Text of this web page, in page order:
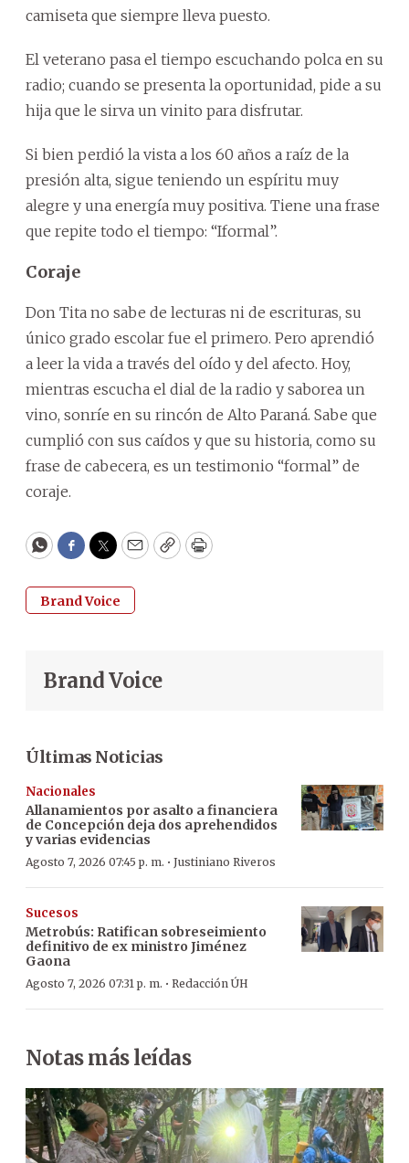
camiseta que siempre lleva puesto.
El veterano pasa el tiempo escuchando polca en su
radio; cuando se presenta la oportunidad, pide a su
hija que le sirva un vinito para disfrutar.
Si bien perdió la vista a los 60 años a raíz de la
presión alta, sigue teniendo un espíritu muy
alegre y una energía muy positiva. Tiene una frase
que repite todo el tiempo: “Iformal”.
Coraje
Don Tita no sabe de lecturas ni de escrituras, su
único grado escolar fue el primero. Pero aprendió
a leer la vida a través del oído y del afecto. Hoy,
mientras escucha el dial de la radio y saborea un
vino, sonríe en su rincón de Alto Paraná. Sabe que
cumplió con sus caídos y que su historia, como su
frase de cabecera, es un testimonio “formal” de
coraje.
WhatsApp
Facebook
Twitter
EmailCopyPrint
Brand Voice
Brand Voice
Últimas Noticias
Nacionales
Allanamientos por asalto a financiera
de Concepción deja dos aprehendidos
y varias evidencias
Agosto 7, 2026 07:45 p. m. · Justiniano Riveros
Sucesos
Metrobús: Ratifican sobreseimiento
definitivo de ex ministro Jiménez
Gaona
Agosto 7, 2026 07:31 p. m. · Redacción ÚH
Notas más leídas